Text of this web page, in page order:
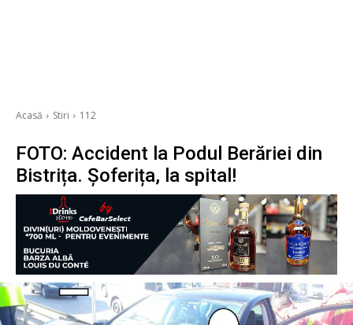
Acasă Stiri 112
FOTO: Accident la Podul Berăriei din
Bistrița. Șoferița, la spital!